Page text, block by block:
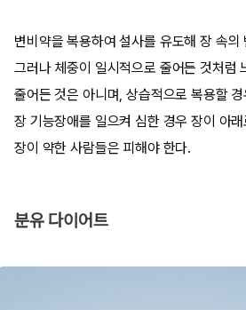
변비약을 복용하여 설사를 유도해 장 속의
그러나 체중이 일시적으로 줄어든 것처럼
줄어든 것은 아니며, 상습적으로 복용할
장 기능장애를 일으켜 심한 경우 장이 아
장이 약한 사람들은 피해야 한다.
분유 다이어트